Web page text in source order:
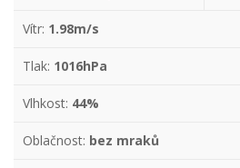
Vítr: 1.98m/s
Tlak: 1016hPa
Vlhkost: 44%
Oblačnost: bez mraků